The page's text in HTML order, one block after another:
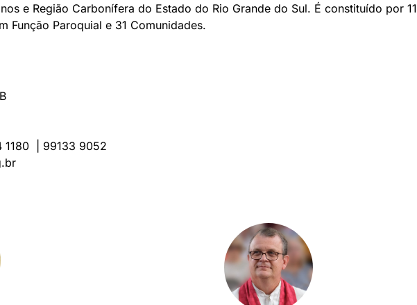
e Região Carbonífera do Estado do Rio Grande do Sul. É constituído por 11
Função Paroquial e 31 Comunidades.
1180 | 99133 9052